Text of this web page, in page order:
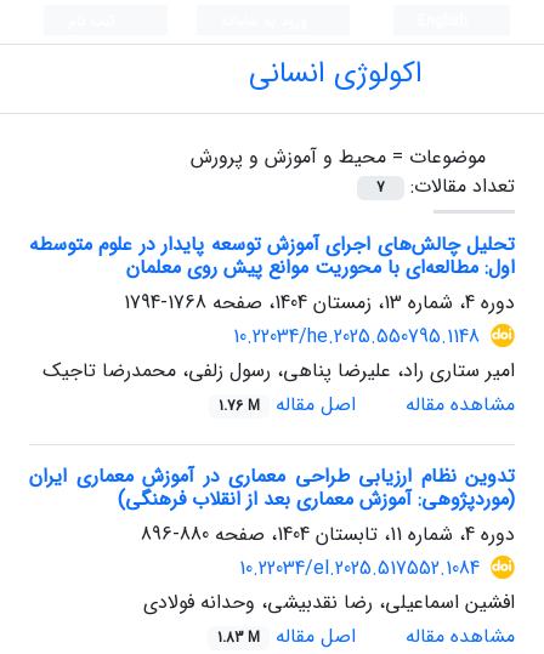
اکولوژی انسانی
موضوعات = محیط و آموزش و پرورش
تعداد مقالات:
7
تحلیل چالش‌های اجرای آموزش توسعه پایدار در علوم متوسطه
اول: مطالعه‌ای با محوریت موانع پیش روی معلمان
دوره 4، شماره 13، زمستان 1404، صفحه
1768-1794
10.22034/he.2025.550795.1148
امیر ستاری راد، علیرضا پناهی، رسول زلفی، محمدرضا تاجیک
مشاهده مقاله
اصل مقاله 1.76 M
تدوین نظام ارزیابی طراحی معماری در آموزش معماری ایران
(موردپژوهی: آموزش معماری بعد از انقلاب فرهنگی)
دوره 4، شماره 11، تابستان 1404، صفحه
880-896
10.22034/el.2025.517552.1084
افشین اسماعیلی، رضا نقدبیشی، وحدانه فولادی
مشاهده مقاله
اصل مقاله 1.83 M